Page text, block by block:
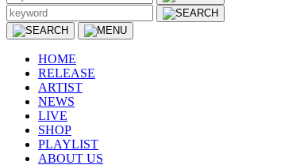
HOME
RELEASE
ARTIST
NEWS
LIVE
SHOP
PLAYLIST
ABOUT US